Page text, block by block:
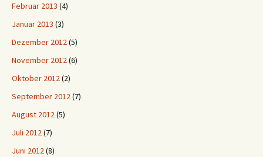
Februar 2013 (4)
Januar 2013 (3)
Dezember 2012(5)
November 2012(6)
Oktober 2012(2)
September 2012(7)
August 2012(5)
Juli 2012(7)
Juni 2012(8)